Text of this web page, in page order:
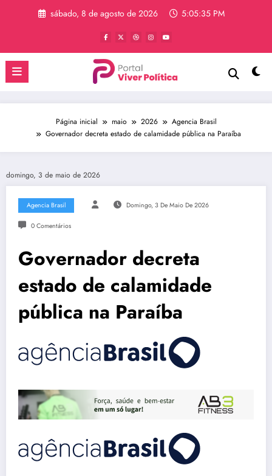
sábado, 8 de agosto de 2026 5:05:35 PM
Página inicial maio 2026
Agencia Brasil
Governador decreta estado de calamidade pública na Paraíba
domingo, 3 de maio de 2026
Agencia Brasil Domingo, 3 De Maio De 2026
0 Comentários
Governador decreta
estado de calamidade
pública na Paraíba